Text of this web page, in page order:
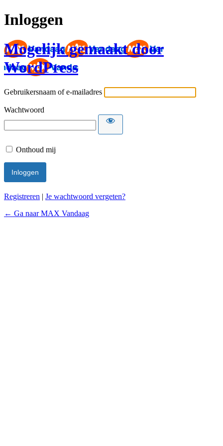
Inloggen
Mogelijk gemaakt door
WordPress
Gebruikersnaam of e-mailadres
Wachtwoord
Onthoud mij
Registreren | Je wachtwoord vergeten?
← Ga naar MAX Vandaag